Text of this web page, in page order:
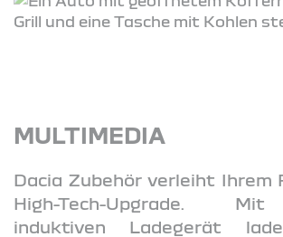
MULTIMEDIA
Dacia Zubehör verleiht Ihrem
High-Tech-Upgrade.
induktiven Ladegerät